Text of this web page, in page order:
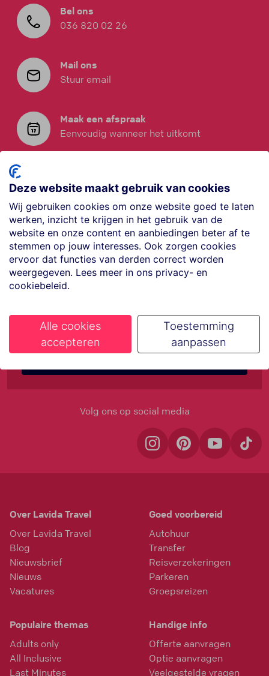
Bel ons
036 820 02 26
Mail ons
Stuur email
Maak een afspraak
Eenvoudig wanneer het uitkomt
Vraag offerte aan
€35,- korting op je
volgende vakantie
Volg ons op social media
Over Lavida Travel
Over Lavida Travel
Blog
Nieuwsbrief
Nieuws
Vacatures
Goed voorbereid
Autohuur
Transfer
Reisverzekeringen
Parkeren
Groepsreizen
Populaire themas
Adults only
All Inclusive
Last Minutes
Handige info
Offerte aanvragen
Optie aanvragen
Veelgestelde vragen
Deze website maakt gebruik van cookies
Wij gebruiken cookies om onze website goed te laten
werken, inzicht te krijgen in het gebruik van de
website en onze content en aanbiedingen beter af te
stemmen op jouw interesses. Ook zorgen cookies
ervoor dat functies van derden correct worden
weergegeven. Lees meer in ons privacy- en
cookiebeleid.
Alle cookies
accepteren
Toestemming
aanpassen